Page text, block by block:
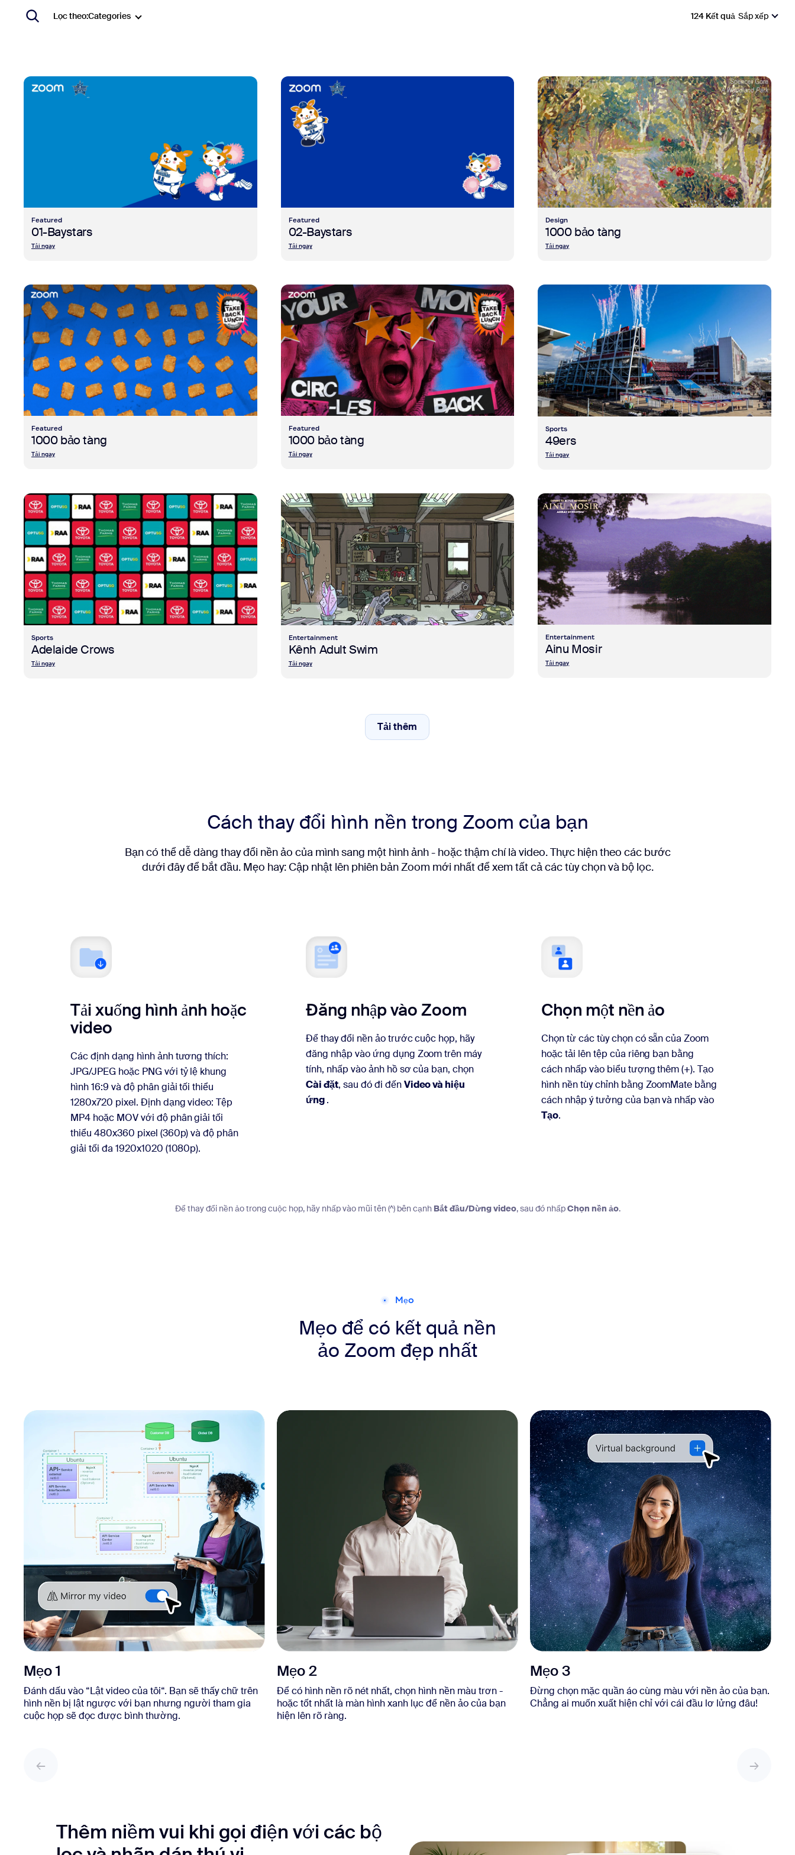
Ứng dụng và thành phần tích hợp
Lọc theo:Categories 124 Kết quả Sắp xếp
view 01-Baystars
Featured
01-Baystars
Tải ngay
view 02-Baystars
Featured
02-Baystars
Tải ngay
view 1000 bảo tàng
Design
1000 bảo tàng
Tải ngay
view 1000 bảo tàng
Featured
1000 bảo tàng
Tải ngay
view 1000 bảo tàng
Featured
1000 bảo tàng
Tải ngay
view 49ers
Sports
49ers
Tải ngay
view Adelaide Crows
Sports
Adelaide Crows
Tải ngay
view Kênh Adult Swim
Entertainment
Kênh Adult Swim
Tải ngay
view Ainu Mosir
Entertainment
Ainu Mosir
Tải ngay
Tải thêm
các mục nền ảo
Cách thay đổi hình nền trong Zoom của bạn
Bạn có thể dễ dàng thay đổi nền ảo của mình sang một hình ảnh - hoặc thậm chí là video. Thực hiện theo các bước
dưới đây để bắt đầu. Mẹo hay: Cập nhật lên phiên bản Zoom mới nhất để xem tất cả các tùy chọn và bộ lọc.
Tải xuống hình ảnh hoặc
video
Các định dạng hình ảnh tương thích:
JPG/JPEG hoặc PNG với tỷ lệ khung
hình 16:9 và độ phân giải tối thiểu
1280x720 pixel. Định dạng video: Tệp
MP4 hoặc MOV với độ phân giải tối
thiểu 480x360 pixel (360p) và độ phân
giải tối đa 1920x1020 (1080p).
Đăng nhập vào Zoom
Để thay đổi nền ảo trước cuộc họp, hãy
đăng nhập vào ứng dụng Zoom trên máy
tính, nhấp vào ảnh hồ sơ của bạn, chọn
Cài đặt, sau đó đi đếnVideo và hiệu
ứng.
Chọn một nền ảo
Chọn từ các tùy chọn có sẵn của Zoom
hoặc tải lên tệp của riêng bạn bằng
cách nhấp vào biểu tượng thêm (+). Tạo
hình nền tùy chỉnh bằng ZoomMate bằng
cách nhập ý tưởng của bạn và nhấp vào
Tạo.
Để thay đổi nền ảo trong cuộc họp, hãy nhấp vào mũi tên (^) bên cạnh Bắt đầu/Dừng video, sau đó nhấpChọn nền ảo.
Mẹo
Mẹo để có kết quả nền
ảo Zoom đẹp nhất
Mẹo 1
Đánh dấu vào “Lật video của tôi“. Bạn sẽ thấy chữ trên
hình nền bị lật ngược với bạn nhưng người tham gia
cuộc họp sẽ đọc được bình thường.
Mẹo 2
Để có hình nền rõ nét nhất, chọn hình nền màu trơn -
hoặc tốt nhất là màn hình xanh lục để nền ảo của bạn
hiện lên rõ ràng.
Mẹo 3
Đừng chọn mặc quần áo cùng màu với nền ảo của bạn.
Chẳng ai muốn xuất hiện chỉ với cái đầu lơ lửng đâu!
Thêm niềm vui khi gọi điện với các bộ